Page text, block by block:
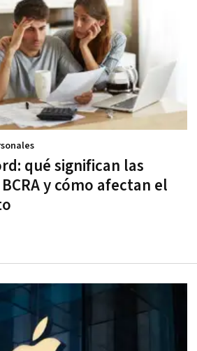
qué significan las
y cómo afectan el